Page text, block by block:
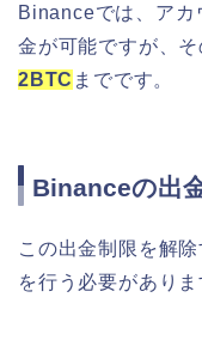
Binanceでは、アカ
金が可能ですが、
2BTC までです。
Binanceの出
この出金制限を解除
を行う必要がありま